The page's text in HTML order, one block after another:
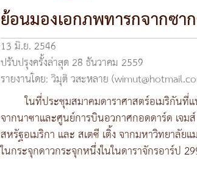
ย้อนมองเอกภพทารกจากซา
13 มิ.ย. 2546
ปรับปรุงครั้งล่าสุด 28 ธันวาคม 2559
รายงานโดย: วิมุติ วสะหลาย
ในที่ประชุมสมาคมดาราศาสตร์อเมริกัน
จากนาซาและศูนย์การบินอวกาศกอดดาร์ด เจม
สหรัฐอเมริกา และ สเตซี เติ้ง จากมหาวิทยาลัย
ในกระจุกดาวกระจุกหนึ่งในในดาราจักรอาร์ป